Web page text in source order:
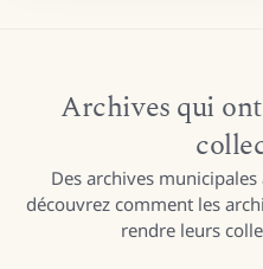
Archives qui
Des archives
découvrez comment les
rendre leurs